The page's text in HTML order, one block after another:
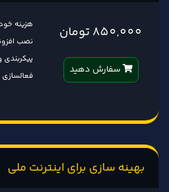
هزینه خود
نصب
پیکربندی
850,000 تومان
سفارش دهید
بهینه سازی برای اینترنت ملی